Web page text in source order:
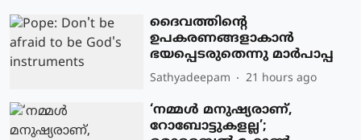
ദൈവത്തിന്റെ
ഉപകരണങ്ങളാകാന്‍
ഭയപ്പെടരുതെന്നു മാര്‍പാപ്പ
Sathyadeepam 21 hours ago
‘നമ്മള്‍ മനുഷ്യരാണ്,
റോബോട്ടുകളല്ല’;